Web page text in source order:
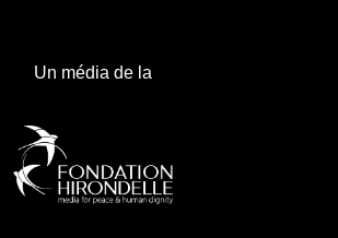
Un média de la